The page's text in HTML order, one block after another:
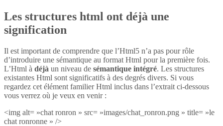
Les structures html ont déjà une
signification
Il est important de comprendre que l’Html5 n’a pas pour rôle
d’introduire une sémantique au format Html pour la première fois.
L’Html à déjà un niveau de sémantique intégré. Les structures
existantes Html sont significatifs à des degrés divers. Si vous
regardez cet élément familier Html inclus dans l’extrait ci-dessous
vous verrez où je veux en venir :
<img alt= »chat ronron » src= »images/chat_ronron.png » title= »le
chat ronronne » />